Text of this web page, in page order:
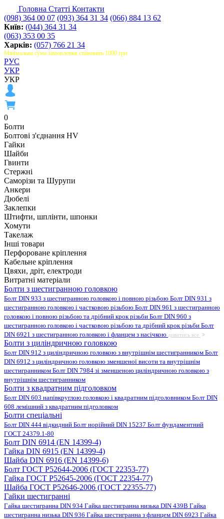
Головна Статті Контакти
(098) 364 00 07 (093) 364 31 34 (066) 884 13 62
Київ: (044) 364 31 34
(063) 353 00 35
Харків: (057) 766 21 34
Мінімальна сума замовлення становить 1000 грн
РУС
УКР
УКР
0
Болти
Болтові з'єднання HV
Гайки
Шайби
Гвинти
Стержні
Саморізи та Шурупи
Анкери
Дюбелі
Заклепки
Штифти, шплінти, шпонки
Хомути
Такелаж
Інші товари
Перфороване кріплення
Кабельне кріплення
Цвяхи, дріт, електроди
Витратні матеріали
Болти з шестигранною головкою
Болт DIN 933 з шестигранною головкою і повною різьбою Болт DIN 931 з
шестигранною головкою і частковою різьбою Болт DIN 961 з шестигранною
головкою і повною різьбою та дрібний крок різьби Болт DIN 960 з
шестигранною головкою і частковою різьбою та дрібний крок різьби Болт
DIN 6921 з шестигранною головкою і фланцем з насічкою дивитись все
Болти з циліндричною головкою
Болт DIN 912 з циліндричною головкою з внутрішнім шестигранником Болт
DIN 6912 з циліндричною головкою зменшеної висоти та внутрішнім
шестигранником Болт DIN 7984 зі зменшеною циліндричною головкою з
внутрішнім шестигранником
Болти з квадратним підголовком
Болт DIN 603 напівкруглою головкою і квадратним підголовником Болт DIN
608 лемішний з квадратним підголовком
Болти спеціальні
Болт DIN 444 відкидний Болт норійний DIN 15237 Болт фундаментний
ГОСТ 24379.1-80
Болт DIN 6914 (EN 14399-4)
Гайка DIN 6915 (EN 14399-4)
Шайба DIN 6916 (EN 14399-6)
Болт ГОСТ Р52644-2006 (ГОСТ 22353-77)
Гайка ГОСТ Р52645-2006 (ГОСТ 22354-77)
Шайба ГОСТ Р52646-2006 (ГОСТ 22355-77)
Гайки шестигранні
Гайка шестигранна DIN 934 Гайка шестигранна низька DIN 439B Гайка
шестигранна низька DIN 936 Гайка шестигранна з фланцем DIN 6923 Гайка